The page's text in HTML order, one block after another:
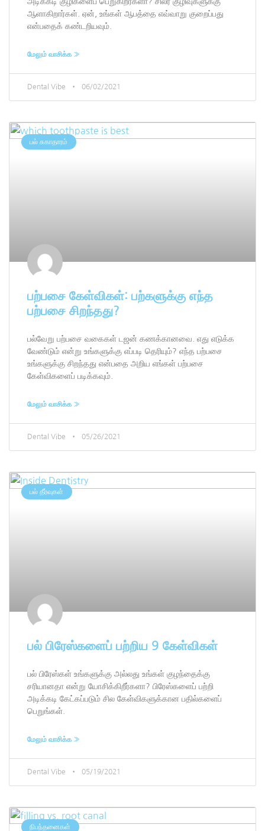
ஆளாகிறார்கள். ஏன், உங்கள் ஆபத்தை எவ்வாறு குறைப்பது
என்பதைக் கண்டறியவும்.
மேலும் வாசிக்க »
Dental Vibe 06/02/2021
பல் சுகாதாரம்
பற்பசை கேள்விகள்: பற்களுக்கு எந்த
பற்பசை சிறந்தது?
பல்வேறு பற்பசை வகைகள் டஜன் கணக்கானவை. எது எடுக்க
வேண்டும் என்று உங்களுக்கு எப்படி தெரியும்? எந்த பற்பசை
உங்களுக்கு சிறந்தது என்பதை அறிய எங்கள் பற்பசை
கேள்விகளைப் படிக்கவும்.
மேலும் வாசிக்க »
Dental Vibe 05/26/2021
பல் தீர்வுகள்
பல் பிரேஸ்களைப் பற்றிய 9 கேள்விகள்
பல் பிரேஸ்கள் உங்களுக்கு அல்லது உங்கள் குழந்தைக்கு
சரியானதா என்று யோசிக்கிறீர்களா? பிரேஸ்களைப் பற்றி
அடிக்கடி கேட்கப்படும் சில கேள்விகளுக்கான பதில்களைப்
பெறுங்கள்.
மேலும் வாசிக்க »
Dental Vibe 05/19/2021
நிபந்தனைகள்